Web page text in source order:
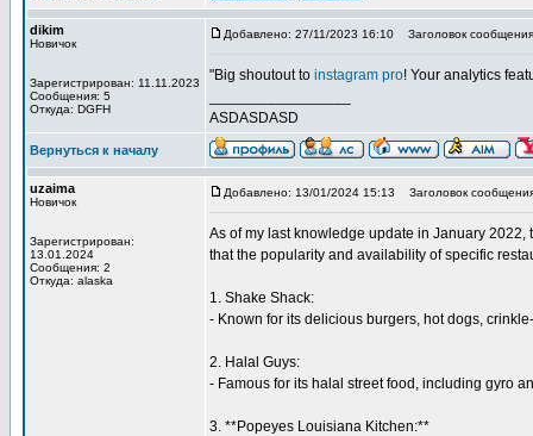
dikim
Новичок
Зарегистрирован: 11.11.2023
Сообщения: 5
Откуда: DGFH
Добавлено: 27/11/2023 16:10 Заголовок
"Big shoutout to instagram pro! Your analytics
ASDASDASD
Вернуться к началу
uzaima
Новичок
Зарегистрирован:
13.01.2024
Сообщения: 2
Откуда: alaska
Добавлено: 13/01/2024 15:13 Заголовок
As of my last knowledge update in January
that the popularity and availability of specific
1. Shake Shack:
- Known for its delicious burgers, hot dogs,
2. Halal Guys:
- Famous for its halal street food, including gyro
3. **Popeyes Louisiana Kitchen:**